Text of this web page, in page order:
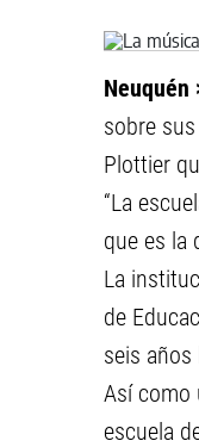
Neuquén
sobre
Plottier
“La
que es la
La
de
seis
Así como
escuela